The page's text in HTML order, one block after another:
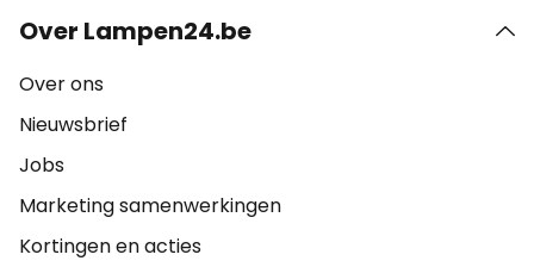
Over Lampen24.be
Over ons
Nieuwsbrief
Jobs
Marketing samenwerkingen
Kortingen en acties